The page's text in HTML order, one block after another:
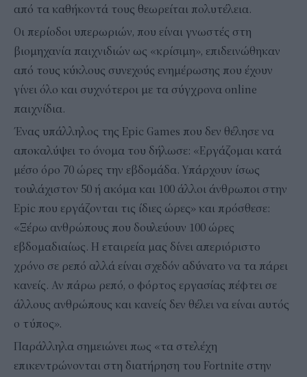
από τα καθήκοντά τους θεωρείται πολυτέλεια.
Οι περίοδοι υπερωριών, που είναι γνωστές στη
βιομηχανία παιχνιδιών ως «κρίσιμη», επιδεινώθηκαν
από τους κύκλους συνεχούς ενημέρωσης που έχουν
γίνει όλο και συχνότεροι με τα σύγχρονα online
παιχνίδια.
Ένας υπάλληλος της Epic Games που δεν θέλησε να
αποκαλύψει το όνομα του δήλωσε: «Εργάζομαι κατά
μέσο όρο 70 ώρες την εβδομάδα. Υπάρχουν ίσως
τουλάχιστον 50 ή ακόμα και 100 άλλοι άνθρωποι στην
Epic που εργάζονται τις ίδιες ώρες» και πρόσθεσε:
«Ξέρω ανθρώπους που δουλεύουν 100 ώρες
εβδομαδιαίως. Η εταιρεία μας δίνει απεριόριστο
χρόνο σε ρεπό αλλά είναι σχεδόν αδύνατο να τα πάρει
κανείς. Αν πάρω ρεπό, ο φόρτος εργασίας πέφτει σε
άλλους ανθρώπους και κανείς δεν θέλει να είναι αυτός
ο τύπος».
Παράλληλα σημειώνει πως «τα στελέχη
επικεντρώνονται στη διατήρηση του Fortnite στην